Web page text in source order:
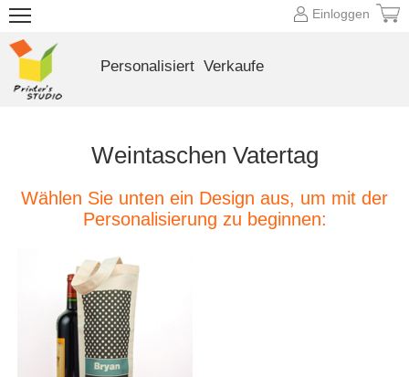
Weintaschen Vatertag
Wählen Sie unten ein Design aus, um mit der
Personalisierung zu beginnen:
Einloggen
Personalisiert Verkaufe